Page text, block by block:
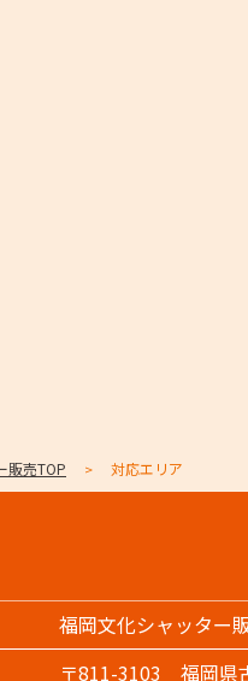
販売TOP 対応エリア
福岡文化シャッター
〒811-3103 福岡県